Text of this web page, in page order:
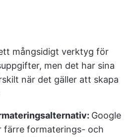
mångsidigt verktyg för
men det har sina
när det gäller att skapa
Google
färre formaterings- och